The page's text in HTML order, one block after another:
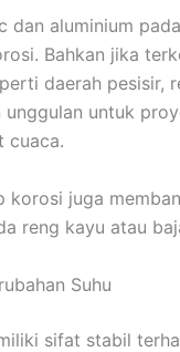
dan aluminium
Bahkan jika
daerah pesisir,
unggulan untuk
cuaca.
korosi juga
reng kayu atau
Suhu
sifat stabil